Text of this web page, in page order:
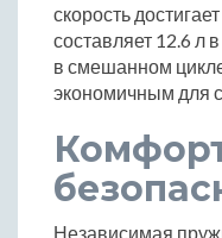
скорость
составляет 12.6 л
в смешанном
экономичным для
Независимая